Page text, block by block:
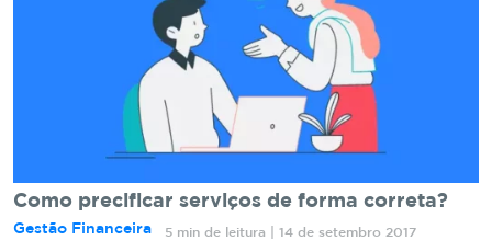
Como precificar serviços de forma correta?
Gestão Financeira 5 min de leitura | 14 de setembro 2017